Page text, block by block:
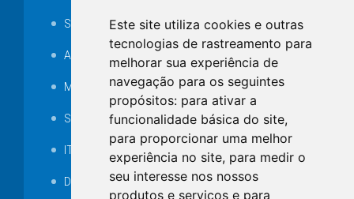
Este site utiliza cookies e outras
tecnologias de rastreamento para
melhorar sua experiência de
navegação para os seguintes
propósitos: para ativar a
funcionalidade básica do site,
para proporcionar uma melhor
experiência no site, para medir o
seu interesse nos nossos
produtos e serviços e para
SAMAE
Audiência pública
MANUTENÇÃO DE ILUMINAÇÃO PÚBLICA
Serviços Técnicos TI
ITR
Desapropriações